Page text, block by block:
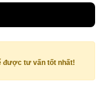
được tư vấn tốt nhất!